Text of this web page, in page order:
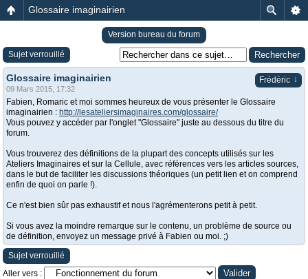
Glossaire imaginairien
Version bureau du forum
Sujet verrouillé
Frédéric ↓
Glossaire imaginairien
09 Mars 2015, 17:32
Fabien, Romaric et moi sommes heureux de vous présenter le Glossaire
imaginairien : http://lesateliersimaginaires.com/glossaire/
Vous pouvez y accéder par l'onglet "Glossaire" juste au dessous du titre du
forum.
Vous trouverez des définitions de la plupart des concepts utilisés sur les
Ateliers Imaginaires et sur la Cellule, avec références vers les articles sources,
dans le but de faciliter les discussions théoriques (un petit lien et on comprend
enfin de quoi on parle !).
Ce n'est bien sûr pas exhaustif et nous l'agrémenterons petit à petit.
Si vous avez la moindre remarque sur le contenu, un problème de source ou
de définition, envoyez un message privé à Fabien ou moi. ;)
Sujet verrouillé
Aller vers :